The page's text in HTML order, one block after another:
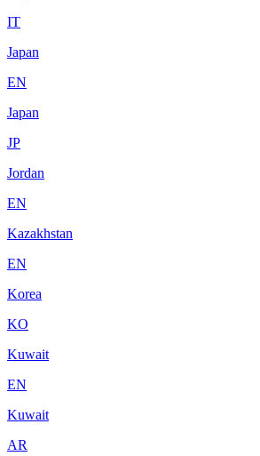
IT
Japan
EN
Japan
JP
Jordan
EN
Kazakhstan
EN
Korea
KO
Kuwait
EN
Kuwait
AR